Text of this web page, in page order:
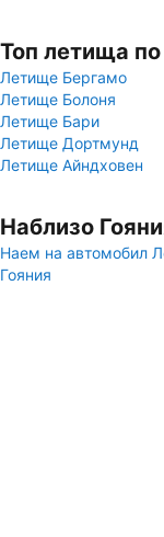
Топ летища
Летище Бергамо
Летище Болоня
Летище Бари
Летище Дортмунд
Летище Айндховен
Наблизо
Наем на автомобил
Гояния